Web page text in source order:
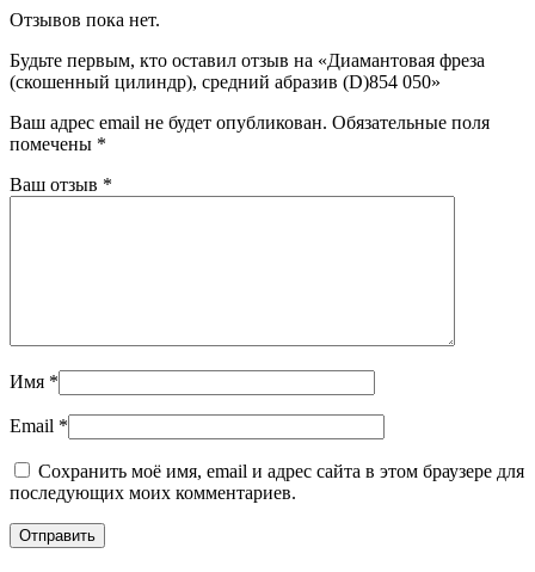
Отзывов пока нет.
Будьте первым, кто оставил отзыв на «Диамантовая фреза
(скошенный цилиндр), средний абразив (D)854 050»
Ваш адрес email не будет опубликован. Обязательные поля
помечены *
Ваш отзыв *
Имя *
Email *
Сохранить моё имя, email и адрес сайта в этом браузере для
последующих моих комментариев.